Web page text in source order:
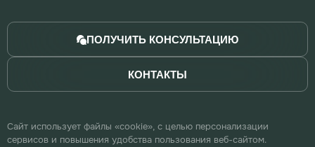
ПОЛУЧИТЬ КОНСУЛЬТАЦИЮ
КОНТАКТЫ
Сайт использует файлы «cookie», с целью персонализации
сервисов и повышения удобства пользования веб-сайтом.